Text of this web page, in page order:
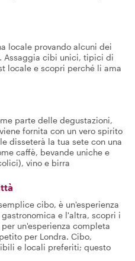
locale provando alcuni dei
cibi unici, tipici di
locale e scopri perché li ama
parte delle degustazioni,
fornita con un vero spirito
disseterà la tua sete con una
caffè, bevande uniche e
vino e birra
cibo, è un'esperienza
e l'altra, scopri i
un'esperienza completa
per Londra. Cibo,
e locali preferiti; questo